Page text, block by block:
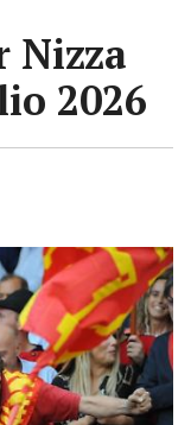
Nizza
2026